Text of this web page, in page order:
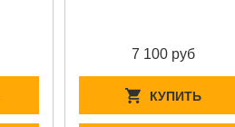
7 100 руб
КУПИТЬ